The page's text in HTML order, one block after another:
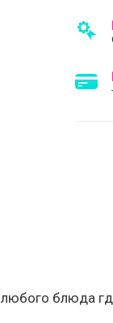
любого блюда